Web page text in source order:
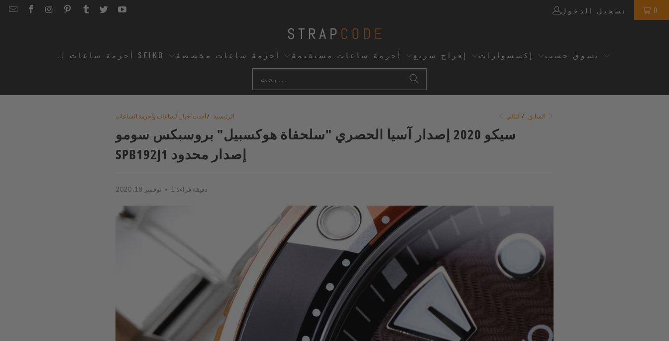
EMAILSTRAPCODE
STRAPCODE
STRAPCODE
STRAPCODE
STRAPCODE
TWITTER
STRAPCODE
YOUTUBE
تسجيل الدخول 0
أحزمة ساعات لـ SEIKO أحزمة ساعات مخصصة أحزمة ساعات مستقيمة إفراج سريع إكسسوارات تسوق حسب
الرئيسية /أحدث أخبار الساعات وأحزمة الساعات السابق /
سيكو 2020 إصدار آسيا الحصري "سلحفاة هوكسبيل" بروسبكس سومو
SPB192J1 إصدار محدود
نوفمبر 18, 2020 1 دقيقة قراءة